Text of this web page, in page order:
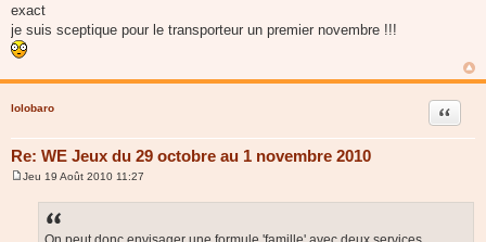
s
s
a
g
exact
je suis sceptique pour le transporteur un premier novembre !!!
lolobaro
Re: WE Jeux du 29 octobre au 1 novembre 2010
Citer
Jeu 19 Août 2010 11:27